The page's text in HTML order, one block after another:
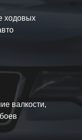
ходовых
валкости,